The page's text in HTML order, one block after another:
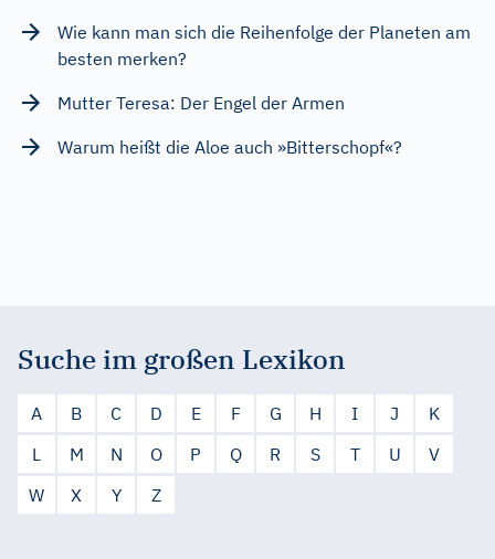
Wie kann man sich die Reihenfolge der Planeten am
besten merken?
Mutter Teresa: Der Engel der Armen
Warum heißt die Aloe auch »Bitterschopf«?
Suche im großen Lexikon
A B C D E F G H I J
K
L
M N O P Q R S T U
V
W
X Y Z